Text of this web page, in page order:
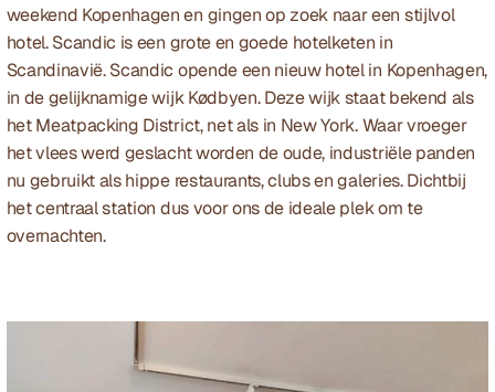
weekend Kopenhagen en gingen op zoek naar een stijlvol
hotel. Scandic is een grote en goede hotelketen in
Scandinavië. Scandic opende een nieuw hotel in Kopenhagen,
in de gelijknamige wijk Kødbyen. Deze wijk staat bekend als
het Meatpacking District, net als in New York. Waar vroeger
het vlees werd geslacht worden de oude, industriële panden
nu gebruikt als hippe restaurants, clubs en galeries. Dichtbij
het centraal station dus voor ons de ideale plek om te
overnachten.